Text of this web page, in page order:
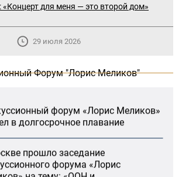
для меня — это второй дом»
29 июля 2026
Форум "Лорис Меликов"
на тему: «ООН и
Меликов» начинает свою
в долгосрочное плавание
прошло заседание
форума «Лорис
на тему: «ООН и
геноцидов»